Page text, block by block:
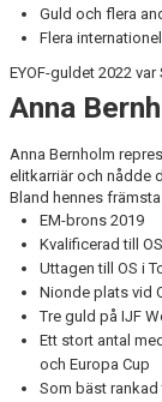
Guld och flera
Flera
EYOF-guldet 2022
Anna
Anna Bernholm
elitkarriär och nådde
Bland hennes
EM-brons 2019
Kvalificerad till
Uttagen till OS i
Nionde plats vid
Tre guld på IJF
Ett stort antal
och Europa Cup
Som bäst rankad